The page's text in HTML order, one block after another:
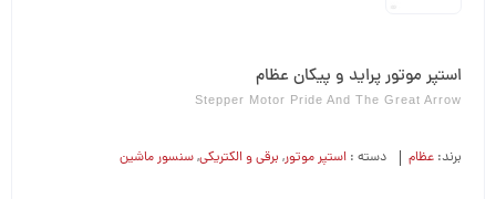
استپر موتور پراید و پیکان عظام
Stepper Motor Pride And The Great Arrow
برند: عظام دسته : استپر موتور, برقی و الکتریکی,سنسور ماشین